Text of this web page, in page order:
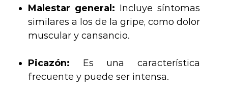
Malestar general: Incluye síntomas
similares a los de la gripe, como dolor
muscular y cansancio.
Picazón: Es una característica
frecuente y puede ser intensa.